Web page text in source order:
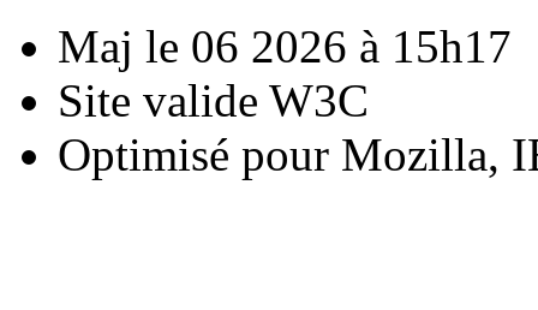
Maj le 06 2026 à 15h17
Site valide W3C
Optimisé pour Mozilla,